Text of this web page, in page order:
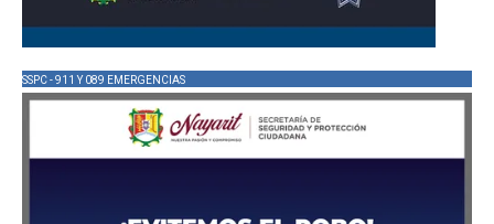
SSPC - 911 Y 089 EMERGENCIAS